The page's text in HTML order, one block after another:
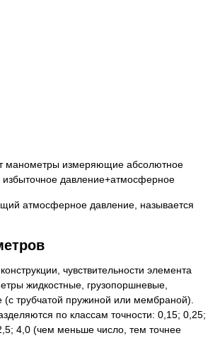
манометры измеряющие абсолютное
избыточное давление+атмосферное
атмосферное давление, называется
чувствительности элемента
жидкостные, грузопоршневые,
трубчатой пружиной или мембраной).
по классам точности: 0,15; 0,25;
4,0 (чем меньше число, тем точнее